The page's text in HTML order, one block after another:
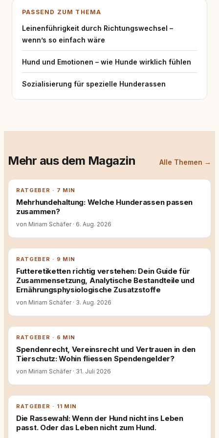
PASSEND ZUM THEMA
Leinenführigkeit durch Richtungswechsel –
wenn’s so einfach wäre
Hund und Emotionen – wie Hunde wirklich fühlen
Sozialisierung für spezielle Hunderassen
Mehr aus dem Magazin Alle Themen →
RATGEBER · 7 MIN
Mehrhundehaltung: Welche Hunderassen passen
zusammen?
von Miriam Schäfer · 6. Aug. 2026
RATGEBER · 9 MIN
Futteretiketten richtig verstehen: Dein Guide für
Zusammensetzung, Analytische Bestandteile und
Ernährungsphysiologische Zusatzstoffe
von Miriam Schäfer · 3. Aug. 2026
RATGEBER · 6 MIN
Spendenrecht, Vereinsrecht und Vertrauen in den
Tierschutz: Wohin fliessen Spendengelder?
von Miriam Schäfer · 31. Juli 2026
RATGEBER · 11 MIN
Die Rassewahl: Wenn der Hund nicht ins Leben
passt. Oder das Leben nicht zum Hund.